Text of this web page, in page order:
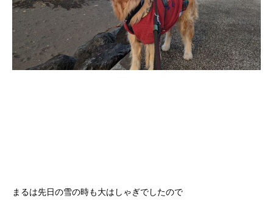
まるは先日の雪の時も大はしゃぎでしたので